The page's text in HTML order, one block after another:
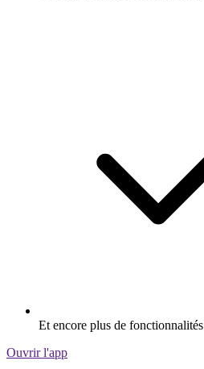
Et encore plus de fonctionnalités
Ouvrir l'app